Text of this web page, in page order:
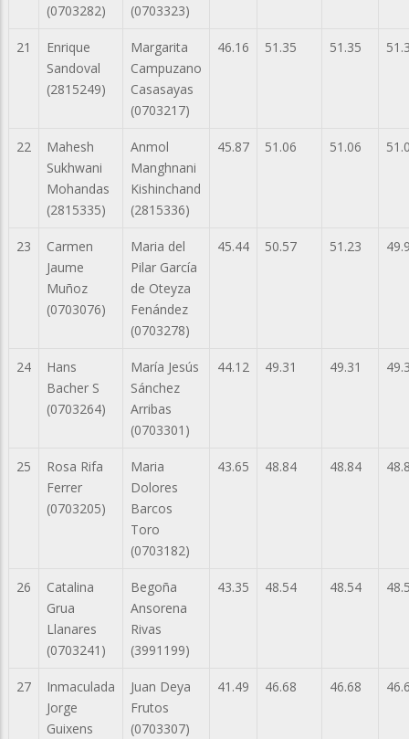
(0703282)
(0703323)
21
Enrique
Sandoval
(2815249)
Margarita
Campuzano
Casasayas
(0703217)
46.16 51.35 51.35
22
Mahesh
Sukhwani
Mohandas
(2815335)
Anmol
Manghnani
Kishinchand
(2815336)
45.87 51.06 51.06
23
Carmen
Jaume
Muñoz
(0703076)
Maria del
Pilar García
de Oteyza
Fenández
(0703278)
45.44 50.57 51.23
24
Hans
Bacher S
(0703264)
María Jesús
Sánchez
Arribas
(0703301)
44.12 49.31 49.31
25
Rosa Rifa
Ferrer
(0703205)
Maria
Dolores
Barcos
Toro
(0703182)
43.65 48.84 48.84
26
Catalina
Grua
Llanares
(0703241)
Begoña
Ansorena
Rivas
(3991199)
43.35 48.54 48.54
27
Inmaculada
Jorge
Guixens
Juan Deya
Frutos
(0703307)
41.49 46.68 46.68